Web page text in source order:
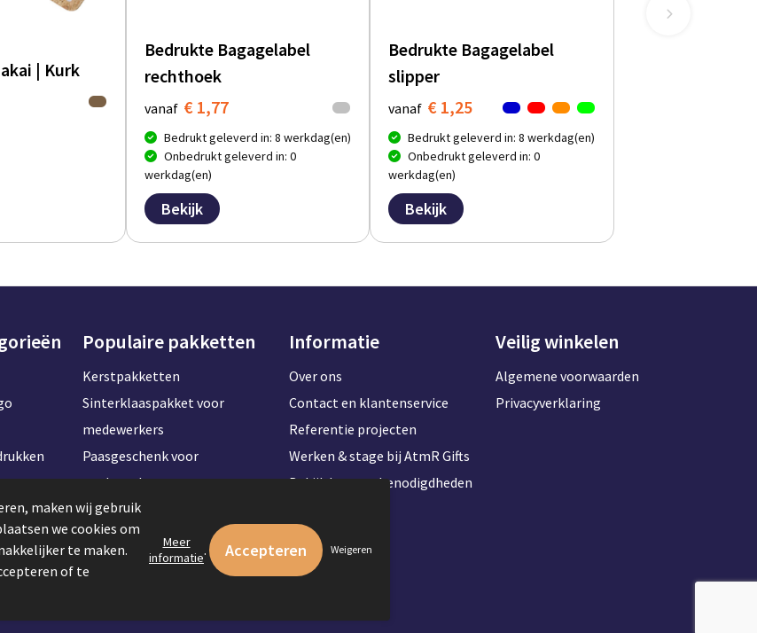
| Kurk
Bedrukte Bagagelabel
rechthoek
vanaf € 1,77
Bedrukt geleverd in: 8 werkdag(en)
Onbedrukt geleverd in: 0
werkdag(en)
Bekijk
Bedrukte Bagagelabel
slipper
vanaf € 1,25
Bedrukt geleverd in: 8 werkdag(en)
Onbedrukt geleverd in: 0
werkdag(en)
Bekijk
Populaire pakketten
Kerstpakketten
Sinterklaaspakket voor
medewerkers
Paasgeschenk voor
medewerkers
Onboardingpakket voor
werknemers
Zomerpakketten voor
Informatie
Over ons
Contact en klantenservice
Referentie projecten
Werken & stage bij AtmR Gifts
Bekijk kantoorbenodigdheden
Veilig winkelen
Algemene voorwaarden
Privacyverklaring
maken wij gebruik
we cookies om
te maken.
of te
Meer
informatie. Weigeren